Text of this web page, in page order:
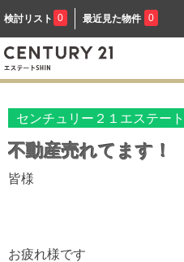
検討リスト 0 最近見た物件 0
センチュリー２１エステー
不動産売れてます！
皆様
お疲れ様です